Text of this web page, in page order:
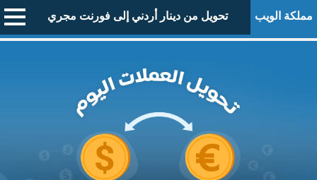
مملكة الويب تحويل من دينار أردني إلى فورنت مجري